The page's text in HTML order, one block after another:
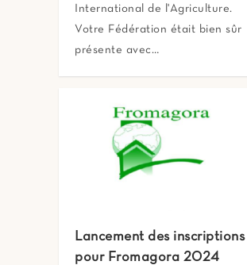
International de l'Agriculture.
Votre Fédération était bien sûr
présente avec…
Lancement des inscriptions
pour Fromagora 2024